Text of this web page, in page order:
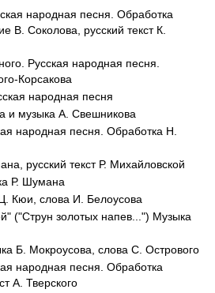
народная песня. Обработка
В. Соколова, русский текст К.
Русская народная песня.
Корсакова
народная песня
и музыка А. Свешникова
народная песня. Обработка Н.
русский текст Р. Михайловской
Р. Шумана
Кюи, слова И. Белоусова
("Струн золотых напев...") Музыка
Б. Мокроусова, слова С. Острового
народная песня. Обработка
А. Тверского